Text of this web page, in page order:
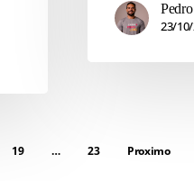
23/
19 … 23 Proximo